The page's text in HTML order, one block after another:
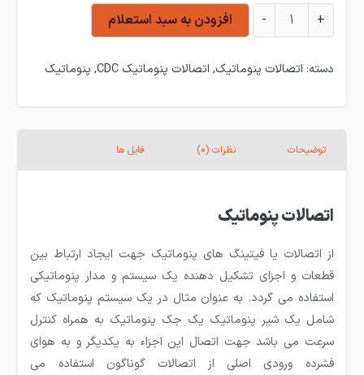
سه راهی مینیاتوری بغل رزوه پنوماتیک 3-M3 سی دی سی (CDC) عدد
+
- افزودن به سبد استعلام
دسته: اتصالات پنوماتیک, اتصالات پنوماتیک CDC , پنوماتیک
توضیحات نظرات (0) فایل ها
اتصالات پنوماتیک
از اتصالات یا فیتینگ های پنوماتیک جهت ایجاد ارتباط بین
قطعات و اجزای تشکیل دهنده یک سیستم و مدار پنوماتیکی
استفاده می گردد. به عنوان مثال در یک سیستم پنوماتیک که
شامل یک شیر پنوماتیک یک جک پنوماتیک به همراه کنترل
سرعت می باشد جهت اتصال این اجزاء به یکدیگر و به هوای
فشرده ورودی اصلی از اتصالات گوناگون استفاده می